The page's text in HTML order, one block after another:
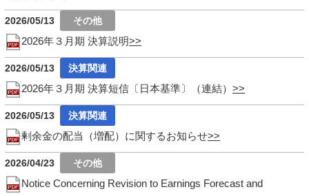
2026/05/13
2026年３月期 決算説明
2026/05/13
2026年３月期 決算短信〔日本基準〕（連結）
2026/05/13
剰余金の配当（増配）に関するお知らせ
2026/04/23
Notice Concerning Revision to Earnings Forecast and